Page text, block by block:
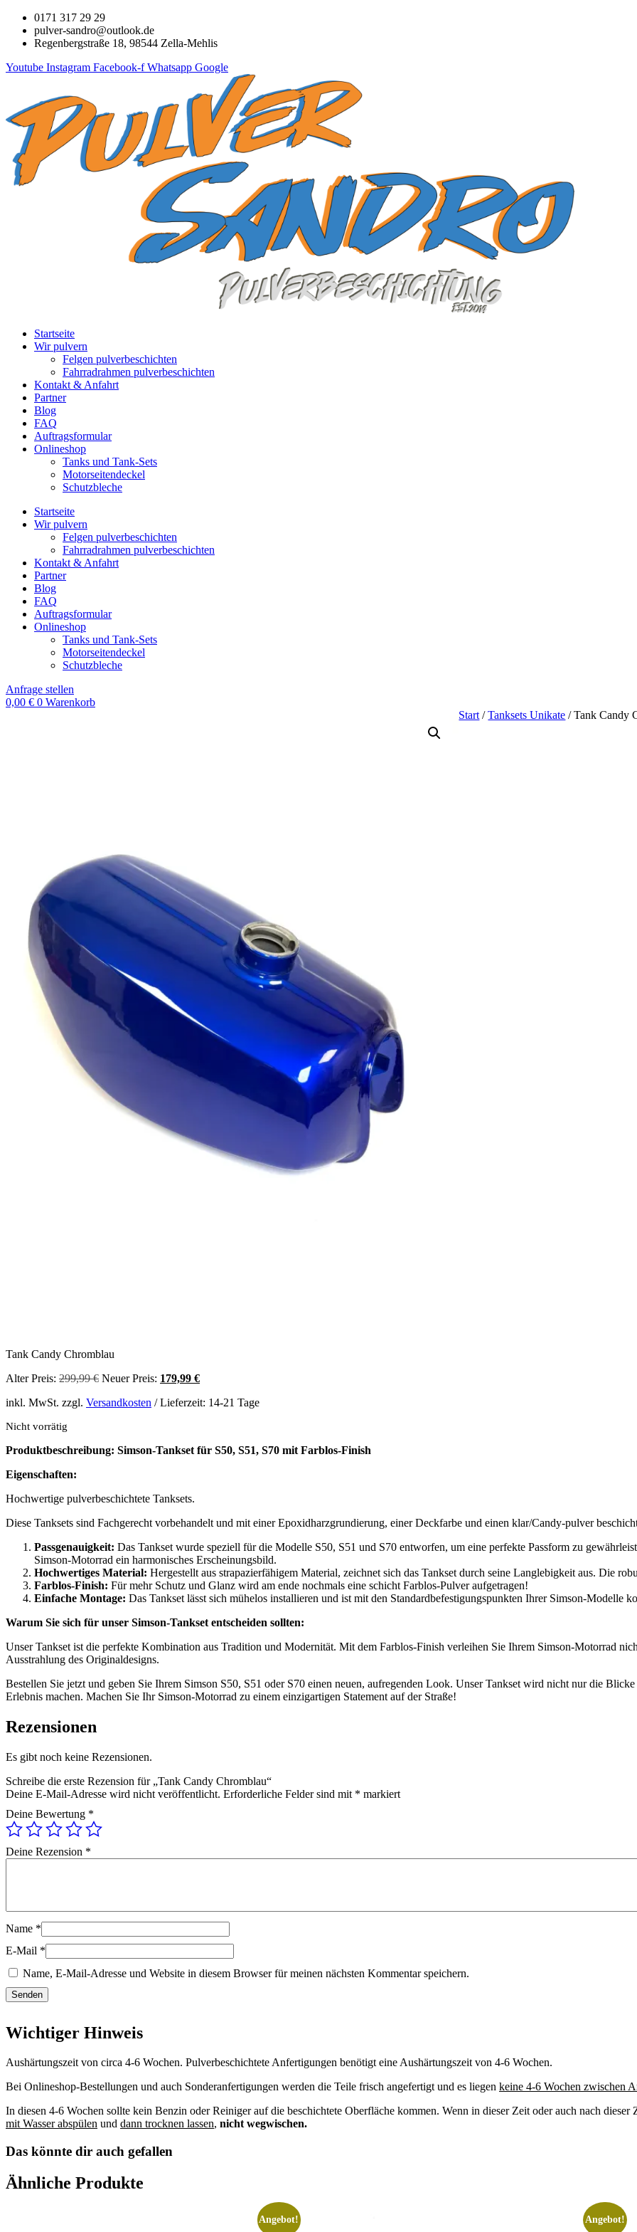
Zum
Inhalt
springen
0171 317 29 29
pulver-sandro@outlook.de
Regenbergstraße 18, 98544 Zella-Mehlis
Youtube Instagram Facebook-f Whatsapp Google
Startseite
Wir pulvern
Felgen pulverbeschichten
Fahrradrahmen pulverbeschichten
Kontakt & Anfahrt
Partner
Blog
FAQ
Auftragsformular
Onlineshop
Tanks und Tank-Sets
Motorseitendeckel
Schutzbleche
Startseite
Wir pulvern
Felgen pulverbeschichten
Fahrradrahmen pulverbeschichten
Kontakt & Anfahrt
Partner
Blog
FAQ
Auftragsformular
Onlineshop
Tanks und Tank-Sets
Motorseitendeckel
Schutzbleche
Anfrage stellen
0,00 € 0 Warenkorb
Start /Tanksets Unikate / Tank Candy
Tank Candy Chromblau
Alter Preis: 299,99€ Ursprünglicher
war:
Neuer Preis: 179,99 €Aktueller
ist:
inkl. MwSt. zzgl. Versandkosten / Lieferzeit: 14-21 Tage
Nicht vorrätig
Produktbeschreibung: Simson-Tankset für S50, S51, S70 mit Farblos-Finish
Eigenschaften:
Hochwertige pulverbeschichtete Tanksets.
Diese Tanksets sind Fachgerecht vorbehandelt und mit einer Epoxidharzgrundierung, einer Deckfarbe und einen klar/Candy-pulver
Passgenauigkeit: Das Tankset wurde speziell für die Modelle S50, S51 und S70 entworfen, um eine perfekte Passform zu
Simson-Motorrad ein harmonisches Erscheinungsbild.
Hochwertiges Material: Hergestellt aus strapazierfähigem Material, zeichnet sich das Tankset durch seine Langlebigkeit aus. Die
Farblos-Finish: Für mehr Schutz und Glanz wird am ende nochmals eine schicht Farblos-Pulver aufgetragen!
Einfache Montage: Das Tankset lässt sich mühelos installieren und ist mit den Standardbefestigungspunkten Ihrer Simson-Modelle
Warum Sie sich für unser Simson-Tankset entscheiden sollten:
Unser Tankset ist die perfekte Kombination aus Tradition und Modernität. Mit dem Farblos-Finish verleihen Sie Ihrem Simson-Motorrad
Ausstrahlung des Originaldesigns.
Bestellen Sie jetzt und geben Sie Ihrem Simson S50, S51 oder S70 einen neuen, aufregenden Look. Unser Tankset wird nicht nur die
Erlebnis machen. Machen Sie Ihr Simson-Motorrad zu einem einzigartigen Statement auf der Straße!
Rezensionen
Es gibt noch keine Rezensionen.
Schreibe die erste Rezension für „Tank Candy Chromblau“
Deine E-Mail-Adresse wird nicht veröffentlicht. Erforderliche Felder sind mit * markiert
Deine Bewertung *
Deine Rezension *
Name *
E-Mail *
Name, E-Mail-Adresse und Website in diesem Browser für meinen nächsten Kommentar speichern.
Wichtiger Hinweis
Aushärtungszeit von circa 4-6 Wochen. Pulverbeschichtete Anfertigungen benötigt eine Aushärtungszeit von 4-6 Wochen.
Bei Onlineshop-Bestellungen und auch Sonderanfertigungen werden die Teile frisch angefertigt und es liegen keine 4-6 Wochen zwischen
In diesen 4-6 Wochen sollte kein Benzin oder Reiniger auf die beschichtete Oberfläche kommen. Wenn in dieser Zeit oder auch nach dieser
mit Wasser abspülen und dann trocknen lassen, nicht wegwischen.
Das könnte dir auch gefallen
Ähnliche Produkte
Angebot! Angebot!